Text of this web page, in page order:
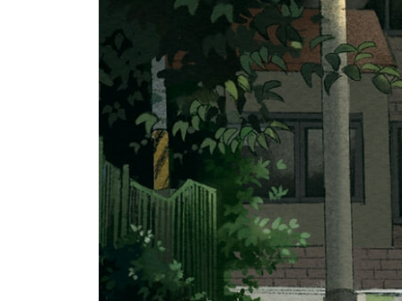
07 마법 같은 집중을 만드는 키워드 ‘지금, 여기’
_아무것도 보이지 않고 들리지 않을 만큼
_온전한 마음으로 공부하는 법
_두 번째 화살은 맞지 마라
_바보들은 점수로 목표를 세운다
Beyond Story 점괘의 비결
08 공부할 마음 있는 놈들의 7가지 습관
_습관1. 수직으로 꼿꼿하게 앉는다
_습관2. 한 번에 한 가지 일에만 몰입한다
_습관3. 겉모양이 아닌 알맹이에 집중한다
_습관4.‘VIP석’은 뺏어서라도 차지한다